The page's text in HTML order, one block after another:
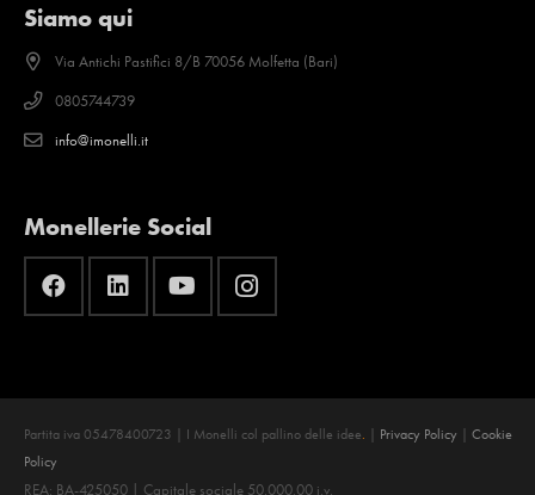
Siamo qui
Via Antichi Pastifici 8/B 70056 Molfetta (Bari)
0805744739
info@imonelli.it
Monellerie Social
Partita iva 05478400723 | I Monelli col pallino delle idee. Privacy Policy
Cookie
Policy
REA: BA-425050 | Capitale sociale 50.000,00 i.v.